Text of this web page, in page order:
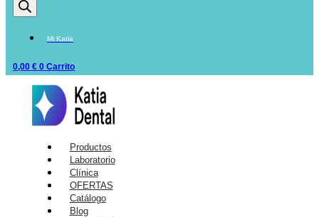
Mi Katia
0,00 € 0 Carrito
Productos
Laboratorio
Clínica
OFERTAS
Catálogo
Blog